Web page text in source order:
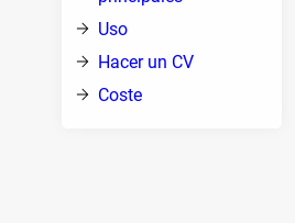
Uso
Hacer un CV
Coste
catálogo de logos,